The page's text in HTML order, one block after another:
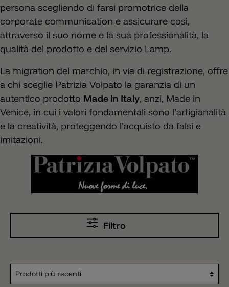
persona scegliendo di farsi promotrice della
corporate communication e assicurare così,
attraverso il suo nome e la sua professionalità, la
qualità del prodotto e del servizio Lamp.
La migration del marchio, in via di registrazione, offre
a chi sceglie Patrizia Volpato la garanzia di un
autentico prodotto Made in Italy, anzi, Made in
Venice, in cui i valori fondamentali sono l’artigianalità
e la creatività, proteggendo l’acquisto da falsi e
imitazioni.
Filtro